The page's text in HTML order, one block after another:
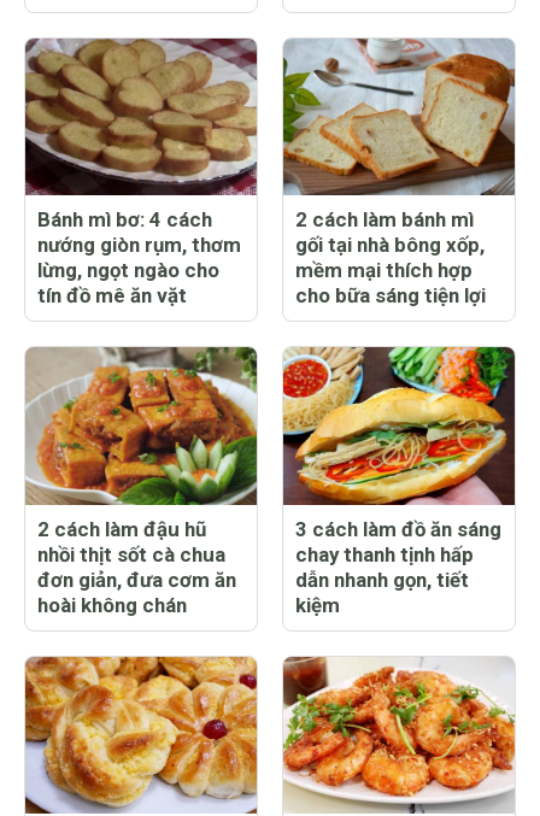
Bánh mì bơ: 4 cách
nướng giòn rụm, thơm
lừng, ngọt ngào cho
tín đồ mê ăn vặt
2 cách làm bánh mì
gối tại nhà bông xốp,
mềm mại thích hợp
cho bữa sáng tiện lợi
2 cách làm đậu hũ
nhồi thịt sốt cà chua
đơn giản, đưa cơm ăn
hoài không chán
3 cách làm đồ ăn sáng
chay thanh tịnh hấp
dẫn nhanh gọn, tiết
kiệm